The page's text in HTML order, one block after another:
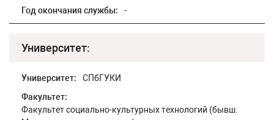
Год окончания службы:
-
Университет:
Университет:
СПбГУКИ
Факультет:
Факультет социально-культурных технологий (бывш.